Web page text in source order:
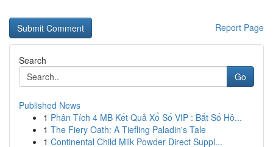
Report Page
Search
Go
Published News
1 Phân Tích 4 MB Kết Quả Xổ Số VIP : Bắt Số Hô...
1 The Fiery Oath: A Tiefling Paladin's Tale
1 Continental Child Milk Powder Direct Suppl...